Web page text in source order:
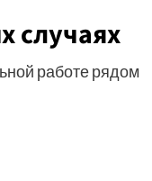
случаях
работе рядом